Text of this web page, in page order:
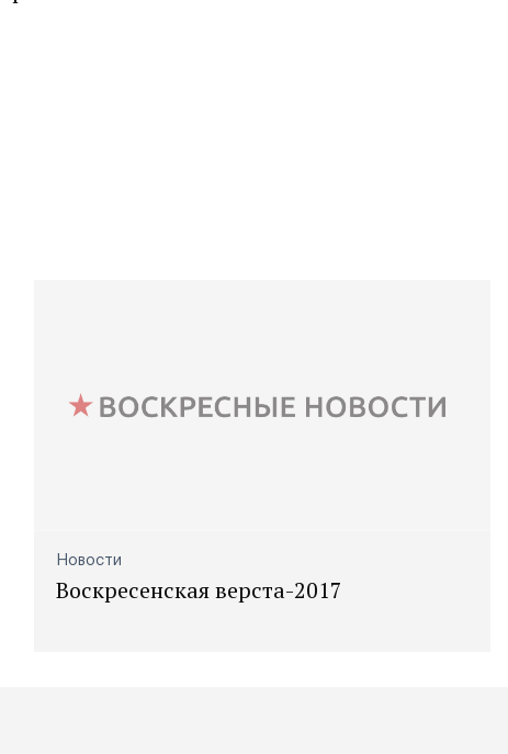
Новости
Воскресенская верста-2017